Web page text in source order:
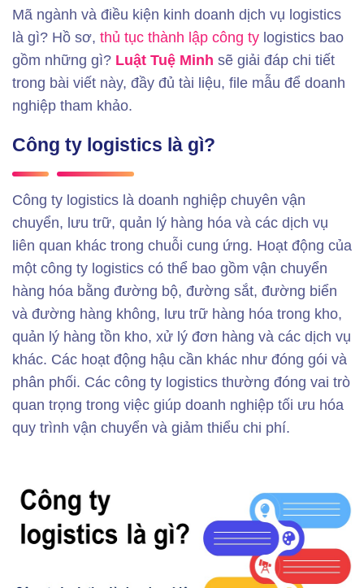
Mã ngành và điều kiện kinh doanh dịch vụ logistics
là gì? Hồ sơ, thủ tục thành lập công ty logistics bao
gồm những gì? Luật Tuệ Minh sẽ giải đáp chi tiết
trong bài viết này, đầy đủ tài liệu, file mẫu để doanh
nghiệp tham khảo.
Công ty logistics là gì?
Công ty logistics là doanh nghiệp chuyên vận
chuyển, lưu trữ, quản lý hàng hóa và các dịch vụ
liên quan khác trong chuỗi cung ứng. Hoạt động của
một công ty logistics có thể bao gồm vận chuyển
hàng hóa bằng đường bộ, đường sắt, đường biển
và đường hàng không, lưu trữ hàng hóa trong kho,
quản lý hàng tồn kho, xử lý đơn hàng và các dịch vụ
khác. Các hoạt động hậu cần khác như đóng gói và
phân phối. Các công ty logistics thường đóng vai trò
quan trọng trong việc giúp doanh nghiệp tối ưu hóa
quy trình vận chuyển và giảm thiểu chi phí.